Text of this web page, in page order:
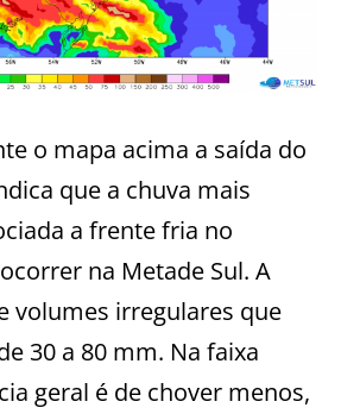
o mapa acima a saída do
que a chuva mais
a frente fria no
na Metade Sul. A
volumes irregulares que
30 a 80 mm. Na faixa
geral é de chover menos,